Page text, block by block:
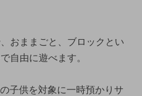
おままごと、ブロックとい
自由に遊べます。
子供を対象に一時預かりサ